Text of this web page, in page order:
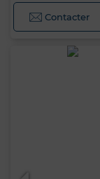
Contacter